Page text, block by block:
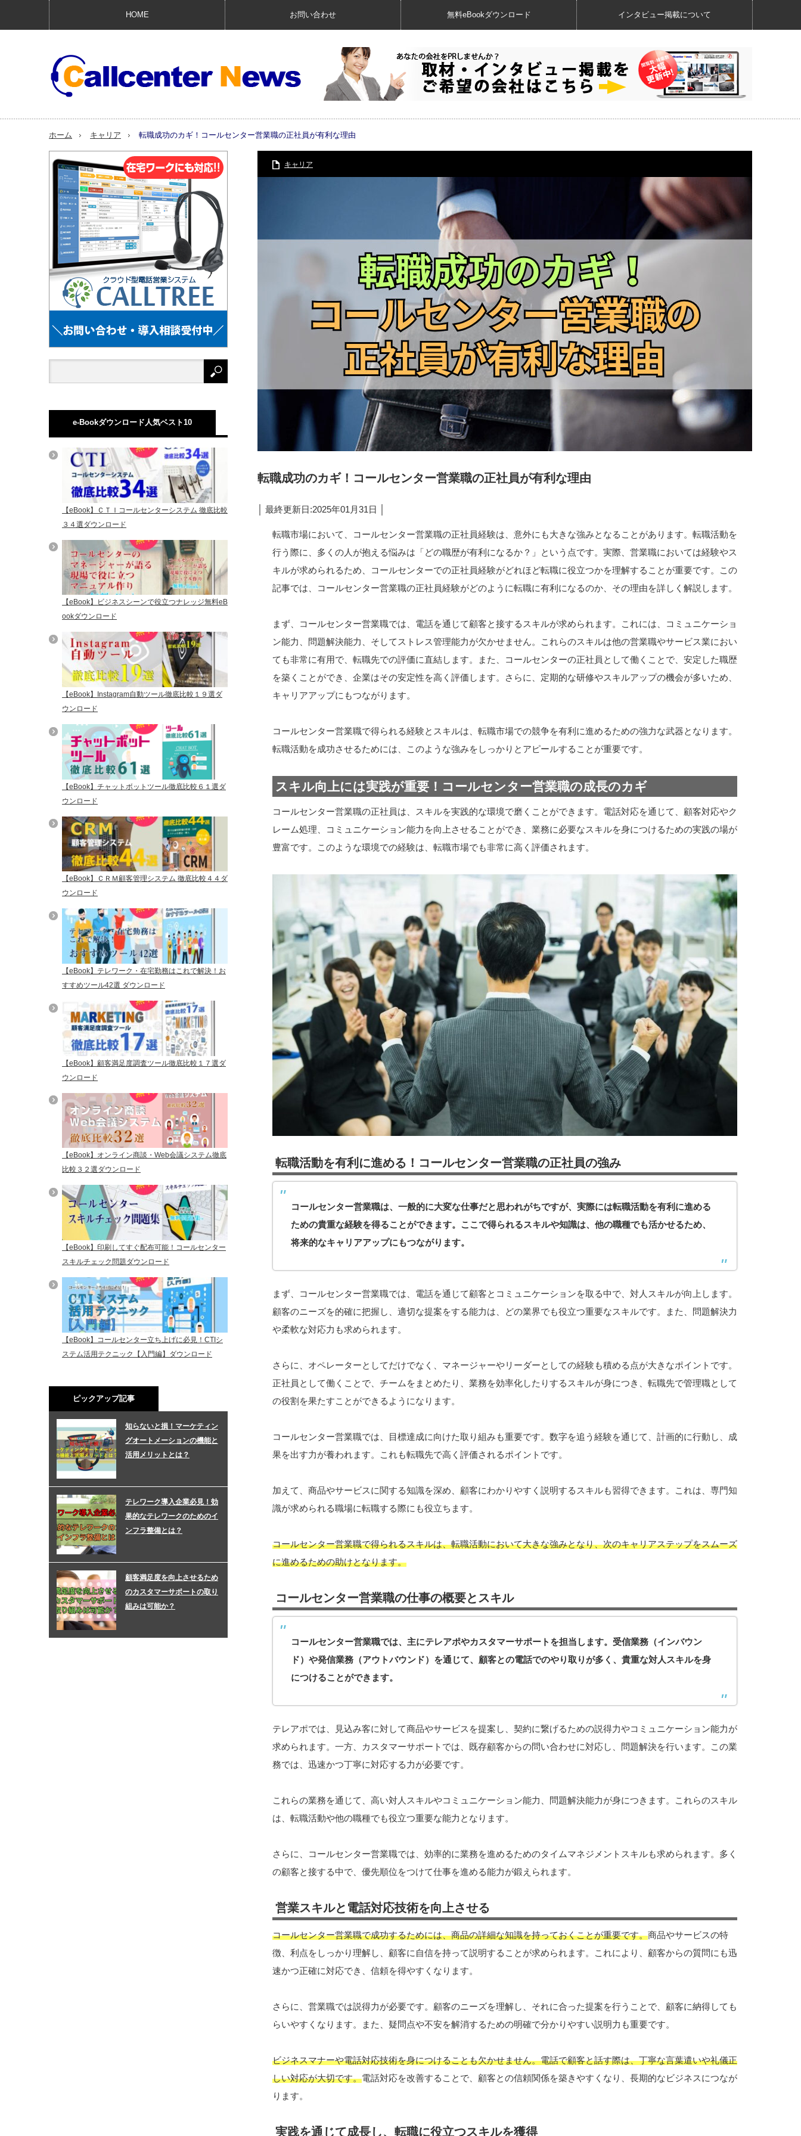
HOME お問い合わせ 無料eBookダウンロード インタビュー掲載について
ホーム キャリア 転職成功のカギ！コールセンター営業職の正社員が有利な理由
キャリア
転職成功のカギ！コールセンター営業職の正社員が有利な理由
│ 最終更新日:2025年01月31日 │
転職市場において、コールセンター営業職の正社員経験は、意外にも大きな強みとなることがあります。転職活動を
行う際に、多くの人が抱える悩みは「どの職歴が有利になるか？」という点です。実際、営業職においては経験やス
キルが求められるため、コールセンターでの正社員経験がどれほど転職に役立つかを理解することが重要です。この
記事では、コールセンター営業職の正社員経験がどのように転職に有利になるのか、その理由を詳しく解説します。
まず、コールセンター営業職では、電話を通じて顧客と接するスキルが求められます。これには、コミュニケーショ
ン能力、問題解決能力、そしてストレス管理能力が欠かせません。これらのスキルは他の営業職やサービス業におい
ても非常に有用で、転職先での評価に直結します。また、コールセンターの正社員として働くことで、安定した職歴
を築くことができ、企業はその安定性を高く評価します。さらに、定期的な研修やスキルアップの機会が多いため、
キャリアアップにもつながります。
コールセンター営業職で得られる経験とスキルは、転職市場での競争を有利に進めるための強力な武器となります。
転職活動を成功させるためには、このような強みをしっかりとアピールすることが重要です。
スキル向上には実践が重要！コールセンター営業職の成長のカギ
コールセンター営業職の正社員は、スキルを実践的な環境で磨くことができます。電話対応を通じて、顧客対応やク
レーム処理、コミュニケーション能力を向上させることができ、業務に必要なスキルを身につけるための実践の場が
豊富です。このような環境での経験は、転職市場でも非常に高く評価されます。
転職活動を有利に進める！コールセンター営業職の正社員の強み
コールセンター営業職は、一般的に大変な仕事だと思われがちですが、実際には転職活動を有利に進める
ための貴重な経験を得ることができます。ここで得られるスキルや知識は、他の職種でも活かせるため、
将来的なキャリアアップにもつながります。
まず、コールセンター営業職では、電話を通じて顧客とコミュニケーションを取る中で、対人スキルが向上します。
顧客のニーズを的確に把握し、適切な提案をする能力は、どの業界でも役立つ重要なスキルです。また、問題解決力
や柔軟な対応力も求められます。
さらに、オペレーターとしてだけでなく、マネージャーやリーダーとしての経験も積める点が大きなポイントです。
正社員として働くことで、チームをまとめたり、業務を効率化したりするスキルが身につき、転職先で管理職として
の役割を果たすことができるようになります。
コールセンター営業職では、目標達成に向けた取り組みも重要です。数字を追う経験を通じて、計画的に行動し、成
果を出す力が養われます。これも転職先で高く評価されるポイントです。
加えて、商品やサービスに関する知識を深め、顧客にわかりやすく説明するスキルも習得できます。これは、専門知
識が求められる職場に転職する際にも役立ちます。
コールセンター営業職で得られるスキルは、転職活動において大きな強みとなり、次のキャリアステップをスムーズ
に進めるための助けとなります。
コールセンター営業職の仕事の概要とスキル
コールセンター営業職では、主にテレアポやカスタマーサポートを担当します。受信業務（インバウン
ド）や発信業務（アウトバウンド）を通じて、顧客との電話でのやり取りが多く、貴重な対人スキルを身
につけることができます。
テレアポでは、見込み客に対して商品やサービスを提案し、契約に繋げるための説得力やコミュニケーション能力が
求められます。一方、カスタマーサポートでは、既存顧客からの問い合わせに対応し、問題解決を行います。この業
務では、迅速かつ丁寧に対応する力が必要です。
これらの業務を通じて、高い対人スキルやコミュニケーション能力、問題解決能力が身につきます。これらのスキル
は、転職活動や他の職種でも役立つ重要な能力となります。
さらに、コールセンター営業職では、効率的に業務を進めるためのタイムマネジメントスキルも求められます。多く
の顧客と接する中で、優先順位をつけて仕事を進める能力が鍛えられます。
営業スキルと電話対応技術を向上させる
コールセンター営業職で成功するためには、商品の詳細な知識を持っておくことが重要です。商品やサービスの特
徴、利点をしっかり理解し、顧客に自信を持って説明することが求められます。これにより、顧客からの質問にも迅
速かつ正確に対応でき、信頼を得やすくなります。
さらに、営業職では説得力が必要です。顧客のニーズを理解し、それに合った提案を行うことで、顧客に納得しても
らいやすくなります。また、疑問点や不安を解消するための明確で分かりやすい説明力も重要です。
ビジネスマナーや電話対応技術を身につけることも欠かせません。電話で顧客と話す際は、丁寧な言葉遣いや礼儀正
しい対応が大切です。電話対応を改善することで、顧客との信頼関係を築きやすくなり、長期的なビジネスにつなが
ります。
実践を通じて成長し、転職に役立つスキルを獲得
e-Bookダウンロード人気ベスト10
【eBook】ＣＴＩコールセンターシステム 徹底比較
３４選ダウンロード
【eBook】ビジネスシーンで役立つナレッジ無料eB
ookダウンロード
【eBook】Instagram自動ツール徹底比較１９選ダ
ウンロード
【eBook】チャットボットツール徹底比較６１選ダ
ウンロード
【eBook】ＣＲＭ顧客管理システム 徹底比較４４ダ
ウンロード
【eBook】テレワーク・在宅勤務はこれで解決！お
すすめツール42選 ダウンロード
【eBook】顧客満足度調査ツール徹底比較１７選ダ
ウンロード
【eBook】オンライン商談・Web会議システム徹底
比較３２選ダウンロード
【eBook】印刷してすぐ配布可能！コールセンター
スキルチェック問題ダウンロード
【eBook】コールセンター立ち上げに必見！CTIシ
ステム活用テクニック【入門編】ダウンロード
ピックアップ記事
知らないと損！マーケティン
グオートメーションの機能と
活用メリットとは？
テレワーク導入企業必見！効
果的なテレワークのためのイ
ンフラ整備とは？
顧客満足度を向上させるため
のカスタマーサポートの取り
組みは可能か？